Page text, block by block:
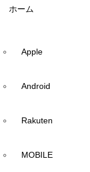
ホーム
Apple
Android
Rakuten
MOBILE